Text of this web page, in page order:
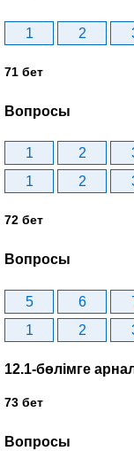
1 2
71 бет
Вопросы
1 2
1
2
72 бет
Вопросы
5 6
1
2
12.1-бөлімге
73 бет
Вопросы